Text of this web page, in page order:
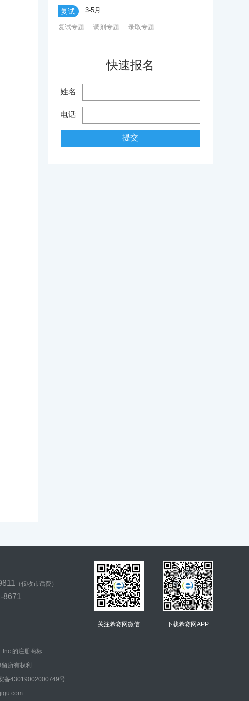
65万
1550
权
复试 3-5月
复试专题 调剂专题 录取专题
快速报名
姓名
电话
提交
（仅收市话费）
关注希赛网微信 下载希赛网APP
的注册商标
所有权利
备43019002000749号